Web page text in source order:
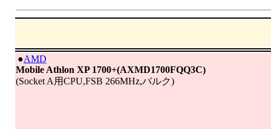
●AMD
Mobile Athlon XP 1700+(AXMD1700FQQ3C)
(Socket A用CPU,FSB 266MHz,バルク)